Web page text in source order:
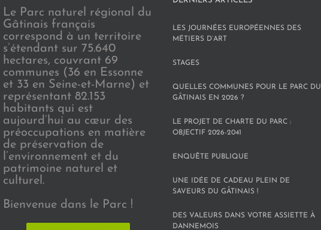
Le Parc naturel régional du
Gâtinais français
correspond à un territoire
s’étendant sur 75.640
hectares, couvrant 69
communes (36 en Essonne
et 33 en Seine-et-Marne) et
représentant 82.153
habitants qui est
aujourd’hui au cœur des
préoccupations en matière
de préservation de
l’environnement et du
patrimoine naturel et
culturel.
Bienvenue dans le Parc !
LES JOURNÉES EUROPÉENNES DES
MÉTIERS D’ART
STAGES
QUELLES COMMUNES POUR LE PARC DU
GÂTINAIS EN 2026 ?
LE PROJET DE CHARTE DU PARC :
OBJECTIF 2026-2041
ENQUÊTE PUBLIQUE
UNE IDÉE DE CADEAU PLEIN DE
SAVEURS DU GÂTINAIS !
DES VALEURS DANS VOTRE ASSIETTE À
DANNEMOIS